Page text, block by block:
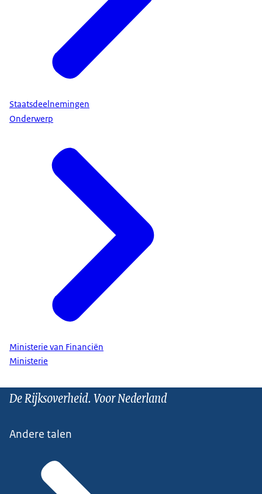
Staatsdeelnemingen
Onderwerp
Ministerie van Financiën
Ministerie
De Rijksoverheid. Voor Nederland
Andere talen